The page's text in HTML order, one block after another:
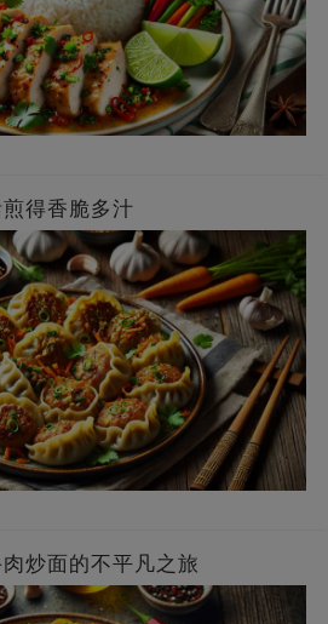
得香脆多汁
炒面的不平凡之旅